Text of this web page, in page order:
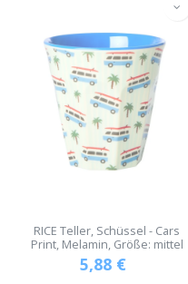
RICE Teller, Schüssel - Cars
Print, Melamin, Größe: mittel
5,88 €